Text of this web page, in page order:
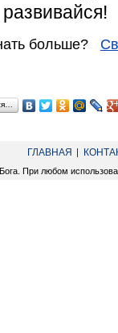
больше?
ГЛАВНАЯ
При любом